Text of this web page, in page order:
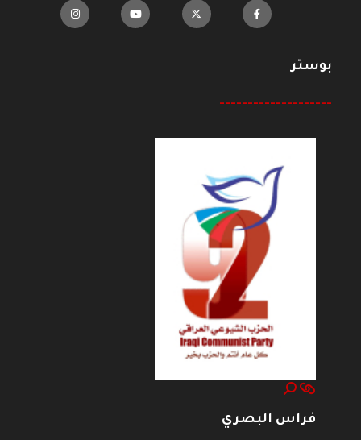
بوستر
--------------------
فراس البصري